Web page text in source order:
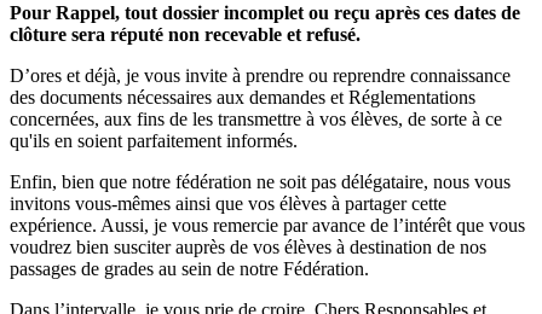
Pour Rappel, tout dossier incomplet ou reçu après ces dates de
clôture sera réputé non recevable et refusé.
D’ores et déjà, je vous invite à prendre ou reprendre connaissance
des documents nécessaires aux demandes et Réglementations
concernées, aux fins de les transmettre à vos élèves, de sorte à ce
qu'ils en soient parfaitement informés.
Enfin, bien que notre fédération ne soit pas délégataire, nous vous
invitons vous-mêmes ainsi que vos élèves à partager cette
expérience. Aussi, je vous remercie par avance de l’intérêt que vous
voudrez bien susciter auprès de vos élèves à destination de nos
passages de grades au sein de notre Fédération.
Dans l’intervalle, je vous prie de croire, Chers Responsables et